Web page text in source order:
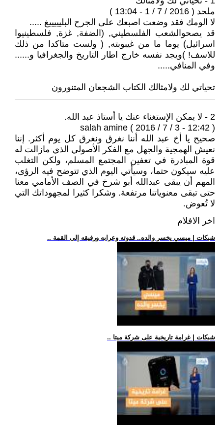
ملحد ( 2016 / 7 / 1 - 13:04 )
لا الومك فقد وضعت اصبعك على الجرح البليييييغ .....
قد يصحوالشعب الفلسطيني, (الضفة, غزة, فلسطينيوا
اسرائيل) يوما ما من غيبوبته, ( ولست متاكدا من ذلك
للاسف! )ويجد نفسه خارج اطار التاريخ والجغرافيا و......
وفي المنافي.....
تحياتي لك ولامثالك الكتاب الشجعان المتنورون
2 - لا يمكن الإستغناء عنك يا أستاذ عبد الله.
salah amine ( 2016 / 7 / 3 - 12:42 )
صحيح يا أخ عبد الله أننا نغرق ونغرق كل يوم أكثر. إننا
نعيش الهمجية والجهل مع الفكر الأصولي الذي مازالت له
قوة المبادرة في تعفين المجتمع المسلم، ولكن التغلب
عليه سيكون حتما، وسيأتي اليوم الذي تتوضح فيه الرؤى،
المهم أن يبقى عبدالله أبو شرخ في الصف الأمامي معنا
حتى تبقى معنوياتنا مرتفعة. وشكرا كثيرا لمجهوداتك التي
لا تُعوض.
اخر الافلام
.. شبكات | ميسي يخسر والده.. قدوته وعرابه ورفيقه إلى القمة
.. شبكات | غرامة تاريخية على شركة ميتا